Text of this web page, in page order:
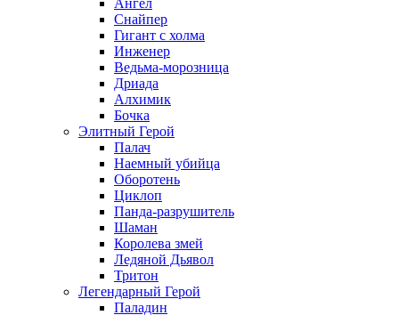
Ангел
Снайпер
Гигант с холма
Инженер
Ведьма-морозница
Дриада
Алхимик
Бочка
Элитный Герой
Палач
Наемный убийца
Оборотень
Циклоп
Панда-разрушитель
Шаман
Королева змей
Ледяной Дьявол
Тритон
Легендарный Герой
Паладин